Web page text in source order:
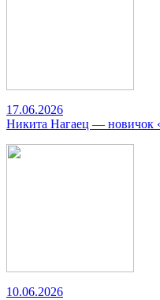
17.06.2026
Никита Нагаец — новичок
10.06.2026